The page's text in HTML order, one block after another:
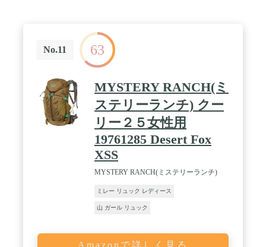
No.11 63
MYSTERY RANCH(ミ
ステリーランチ) クー
リー２５女性用
19761285 Desert Fox
XSS
MYSTERY RANCH(ミステリーランチ)
ミレー リュック レディース
山 ガール リュック
Amazonで詳しく見る